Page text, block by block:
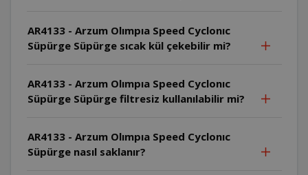
AR4133 - Arzum Olımpıa Speed Cyclonıc
Süpürge Süpürge sıcak kül çekebilir mi?
AR4133 - Arzum Olımpıa Speed Cyclonıc
Süpürge Süpürge filtresiz kullanılabilir mi?
AR4133 - Arzum Olımpıa Speed Cyclonıc
Süpürge nasıl saklanır?